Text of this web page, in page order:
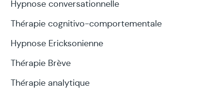
Hypnose conversationnelle
Thérapie cognitivo-comportementale
Hypnose Ericksonienne
Thérapie Brève
Thérapie analytique